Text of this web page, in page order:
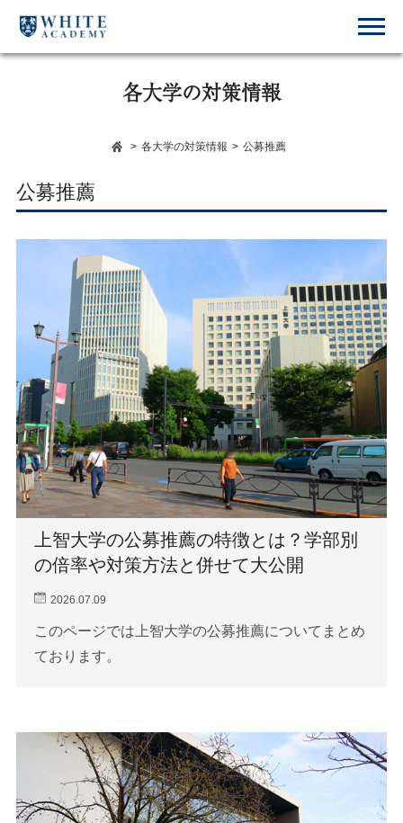
各大学の対策情報
> 各大学の対策情報 > 公募推薦
公募推薦
上智大学の公募推薦の特徴とは？学部別
の倍率や対策方法と併せて大公開
2026.07.09
このページでは上智大学の公募推薦についてまとめ
ております。